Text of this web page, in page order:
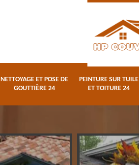
NETTOYAGE ET POSE DE
GOUTTIÈRE 24
PEINTURE SUR TUILE
ET TOITURE 24